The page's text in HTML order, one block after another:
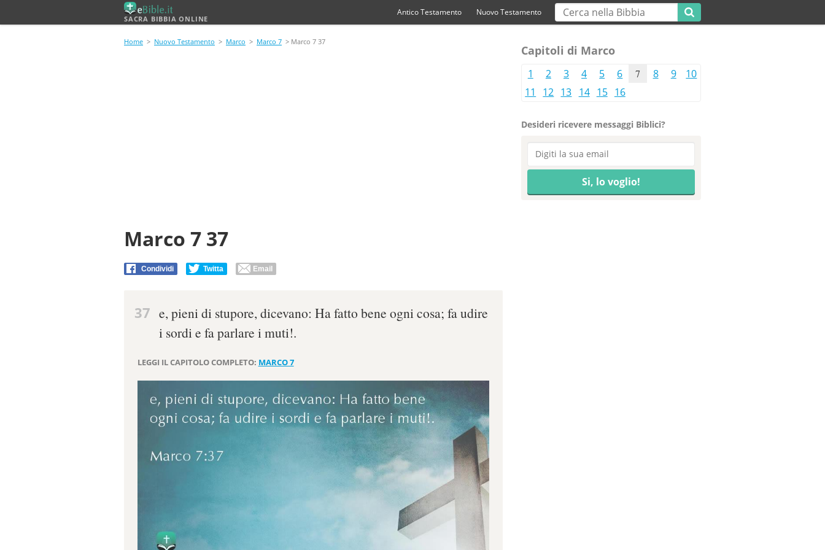
SACRA BIBBIA ONLINE
Antico Testamento Nuovo Testamento
Home > Nuovo Testamento > Marco > Marco 7 > Marco 7 37
Marco 7 37
Condividi Twitta Email
37 e, pieni di stupore, dicevano: Ha fatto bene ogni cosa; fa udire
i sordi e fa parlare i muti!.
LEGGI IL CAPITOLO COMPLETO: MARCO 7
Capitoli di Marco
1 2 3 4 5 6 7 8 9
10
11
12 13 14 15 16
Desideri ricevere messaggi Biblici?